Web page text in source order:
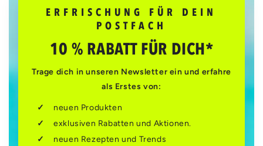
ERFRISCHUNG FÜR DEIN
POSTFACH
10 % RABATT FÜR DICH*
Trage dich in unseren Newsletter ein und erfahre
als Erstes von:
neuen Produkten
exklusiven Rabatten und Aktionen.
neuen Rezepten und Trends